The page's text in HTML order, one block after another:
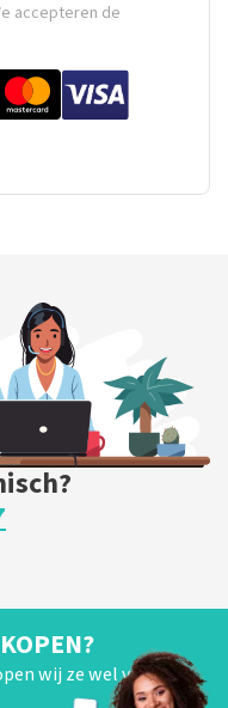
accepteren de
wij ze wel van je!